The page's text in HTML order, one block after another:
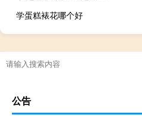
学蛋糕裱花哪个好
公告